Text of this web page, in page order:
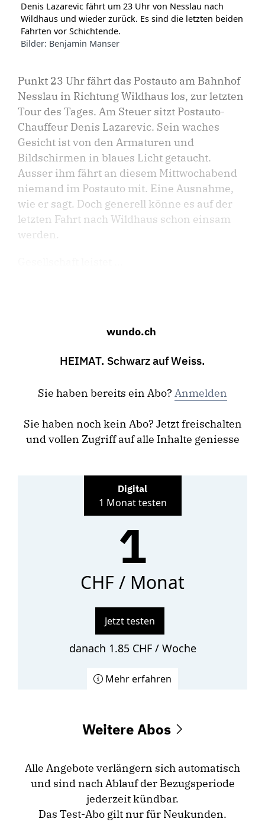
Denis Lazarevic fährt um 23 Uhr von Nesslau nach
Wildhaus und wieder zurück. Es sind die letzten beiden
Fahrten vor Schichtende.
Bilder: Benjamin Manser
Punkt 23 Uhr fährt das Postauto am Bahnhof
Nesslau in Richtung Wildhaus los, zur letzten
Tour des Tages. Am Steuer sitzt Postauto-
Chauffeur Denis Laza­revic. Sein waches
Gesicht ist von den Armaturen und
Bildschirmen in blaues Licht getaucht.
Ausser ihm fährt an diesem Mittwochabend
niemand im Postauto mit. Eine Ausnahme,
wie er sagt. Doch generell könne es auf der
letzten Fahrt nach Wildhaus schon einsam
werden.
wundo.ch
HEIMAT. Schwarz auf Weiss.
Sie haben bereits ein Abo? Anmelden
Sie haben noch kein Abo? Jetzt freischalten
und vollen Zugriff auf alle Inhalte geniesse
Digital
1 Monat testen
1
CHF / Monat
Jetzt testen
danach 1.85 CHF / Woche
Mehr erfahren
Weitere Abos
Alle Angebote verlängern sich automatisch
und sind nach Ablauf der Bezugsperiode
jederzeit kündbar.
Das Test-Abo gilt nur für Neukunden.